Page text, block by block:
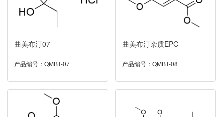
028尼莫地平
030多索茶碱
032托伐普坦
033雷西纳德
曲美布汀07
产品编号：QMBT-07
曲美布汀杂质EPC
产品编号：QMBT-08